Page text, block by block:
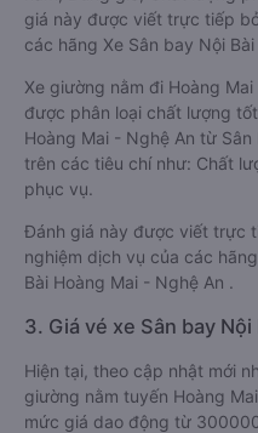
giá này được viết trực tiếp
các hãng Xe Sân bay Nội
Xe giường nằm đi Hoàng
được phân loại chất lượng
Hoàng Mai - Nghệ An từ
trên các tiêu chí như: Chất
phục vụ.
Đánh giá này được viết trực
nghiệm dịch vụ của các
Bài Hoàng Mai - Nghệ An .
3. Giá vé xe Sân bay
Hiện tại, theo cập nhật mới
giường nằm tuyến Hoàng
mức giá dao động từ